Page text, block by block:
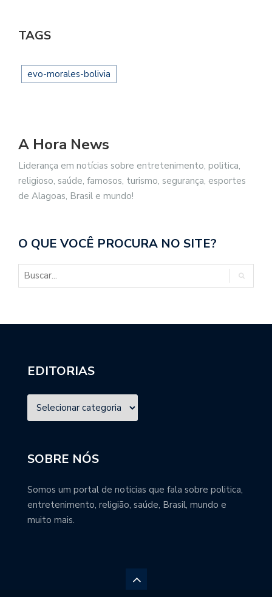
TAGS
evo-morales-bolivia
A Hora News
Liderança em notícias sobre entretenimento, politica,
religioso, saúde, famosos, turismo, segurança, esportes
de Alagoas, Brasil e mundo!
O QUE VOCÊ PROCURA NO SITE?
EDITORIAS
SOBRE NÓS
Somos um portal de noticias que fala sobre politica,
entretenimento, religião, saúde, Brasil, mundo e
muito mais.